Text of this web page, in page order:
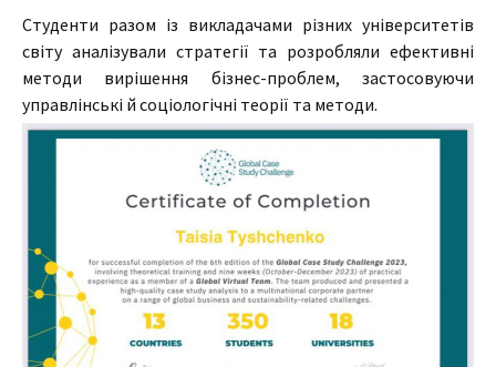
Студенти разом із викладачами різних університетів
світу аналізували стратегії та розробляли ефективні
методи вирішення бізнес-проблем, застосовуючи
управлінські й соціологічні теорії та методи.